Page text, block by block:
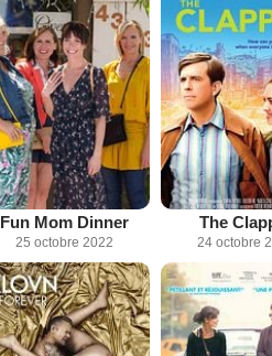
Fun Mom Dinner
25 octobre 2022
The
24 octobre